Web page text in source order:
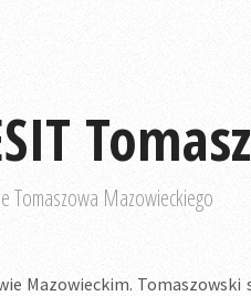
Tomaszowa Mazowieckiego
Mazowieckim.